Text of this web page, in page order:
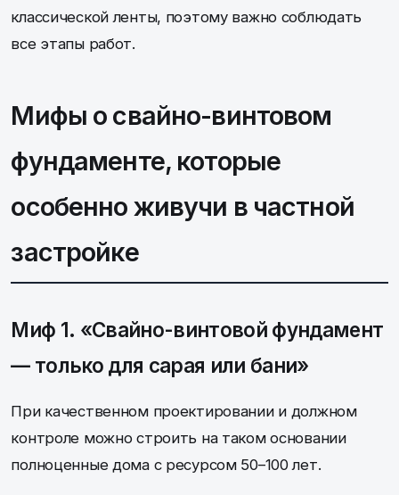
классической ленты, поэтому важно соблюдать
все этапы работ.
Мифы о свайно-винтовом
фундаменте, которые
особенно живучи в частной
застройке
Миф 1. «Свайно-винтовой фундамент
— только для сарая или бани»
При качественном проектировании и должном
контроле можно строить на таком основании
полноценные дома с ресурсом 50–100 лет.